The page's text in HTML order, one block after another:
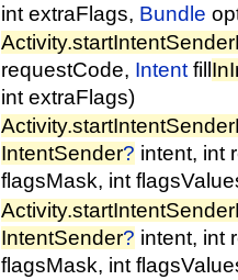
int extraFlags, Bundle
requestCode, Intent fill
int extraFlags)
IntentSender? intent, int
flagsMask, int
IntentSender? intent, int
flagsMask, int